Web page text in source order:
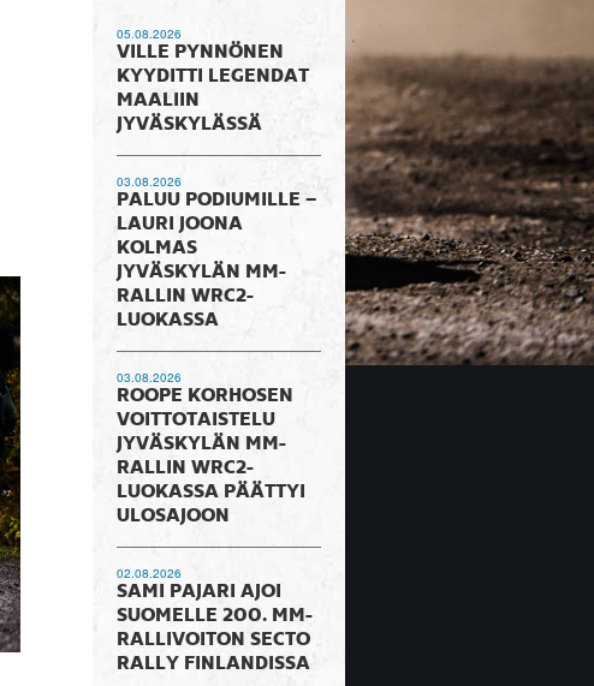
05.08.2026
VILLE PYNNÖNEN
KYYDITTI LEGENDAT
MAALIIN
JYVÄSKYLÄSSÄ
03.08.2026
PALUU PODIUMILLE –
LAURI JOONA
KOLMAS
JYVÄSKYLÄN MM-
RALLIN WRC2-
LUOKASSA
03.08.2026
ROOPE KORHOSEN
VOITTOTAISTELU
JYVÄSKYLÄN MM-
RALLIN WRC2-
LUOKASSA PÄÄTTYI
ULOSAJOON
02.08.2026
SAMI PAJARI AJOI
SUOMELLE 200. MM-
RALLIVOITON SECTO
RALLY FINLANDISSA